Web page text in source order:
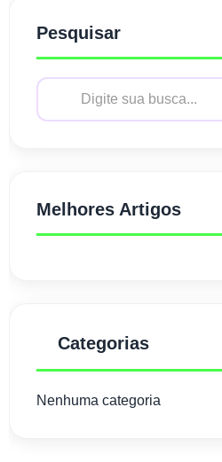
Pesquisar
Melhores Artigos
Categorias
Nenhuma categoria